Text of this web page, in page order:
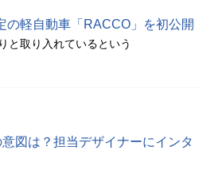
の軽自動車「RACCO」を初公開
と取り入れているという
図は？担当デザイナーにインタ